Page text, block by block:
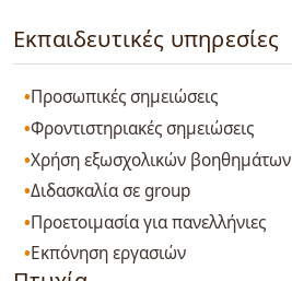
Εκπαιδευτικές υπηρεσίες
Προσωπικές σημειώσεις
Φροντιστηριακές σημειώσεις
Χρήση εξωσχολικών βοηθημάτων
Διδασκαλία σε group
Προετοιμασία για πανελλήνιες
Εκπόνηση εργασιών